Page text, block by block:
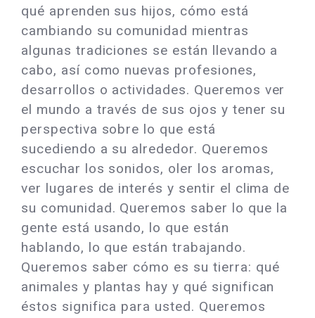
qué aprenden sus hijos, cómo está
cambiando su comunidad mientras
algunas tradiciones se están llevando a
cabo, así como nuevas profesiones,
desarrollos o actividades. Queremos ver
el mundo a través de sus ojos y tener su
perspectiva sobre lo que está
sucediendo a su alrededor. Queremos
escuchar los sonidos, oler los aromas,
ver lugares de interés y sentir el clima de
su comunidad. Queremos saber lo que la
gente está usando, lo que están
hablando, lo que están trabajando.
Queremos saber cómo es su tierra: qué
animales y plantas hay y qué significan
éstos significa para usted. Queremos